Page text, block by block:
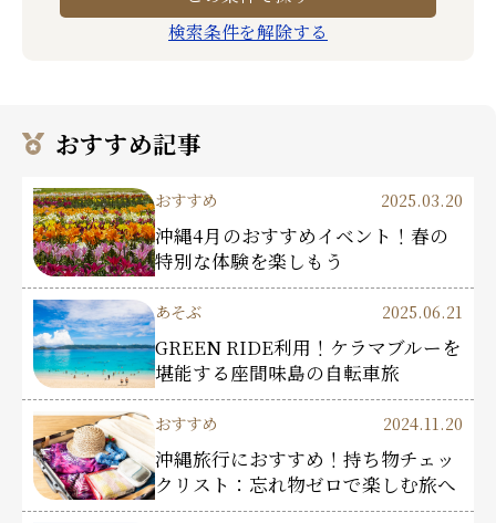
検索条件を解除する
おすすめ記事
おすすめ 2025.03.20
沖縄4月のおすすめイベント！春の
特別な体験を楽しもう
あそぶ 2025.06.21
GREEN RIDE利用！ケラマブルーを
堪能する座間味島の自転車旅
おすすめ 2024.11.20
沖縄旅行におすすめ！持ち物チェッ
クリスト：忘れ物ゼロで楽しむ旅へ